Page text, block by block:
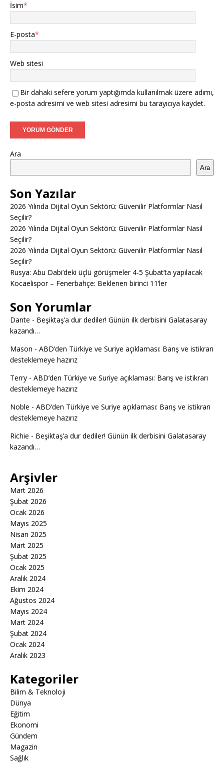
İsim*
E-posta*
Web sitesi
Bir dahaki sefere yorum yaptığımda kullanılmak üzere adımı,
e-posta adresimi ve web sitesi adresimi bu tarayıcıya kaydet.
Ara
Ara
Son Yazılar
2026 Yılında Dijital Oyun Sektörü: Güvenilir Platformlar Nasıl
Seçilir?
2026 Yılında Dijital Oyun Sektörü: Güvenilir Platformlar Nasıl
Seçilir?
2026 Yılında Dijital Oyun Sektörü: Güvenilir Platformlar Nasıl
Seçilir?
Rusya: Abu Dabi’deki üçlü görüşmeler 4-5 Şubat’ta yapılacak
Kocaelispor – Fenerbahçe: Beklenen birinci 11’ler
Son Yorumlar
Dante - Beşiktaş’a dur dediler! Günün ilk derbisini Galatasaray
kazandı…
Mason - ABD’den Türkiye ve Suriye açıklaması: Barış ve istikrarı
desteklemeye hazırız
Terry - ABD’den Türkiye ve Suriye açıklaması: Barış ve istikrarı
desteklemeye hazırız
Noble - ABD’den Türkiye ve Suriye açıklaması: Barış ve istikrarı
desteklemeye hazırız
Richie - Beşiktaş’a dur dediler! Günün ilk derbisini Galatasaray
kazandı…
Arşivler
Mart 2026
Şubat 2026
Ocak 2026
Mayıs 2025
Nisan 2025
Mart 2025
Şubat 2025
Ocak 2025
Aralık 2024
Ekim 2024
Ağustos 2024
Mayıs 2024
Mart 2024
Şubat 2024
Ocak 2024
Aralık 2023
Kategoriler
Bilim & Teknoloji
Dünya
Eğitim
Ekonomi
Gündem
Magazin
Sağlık